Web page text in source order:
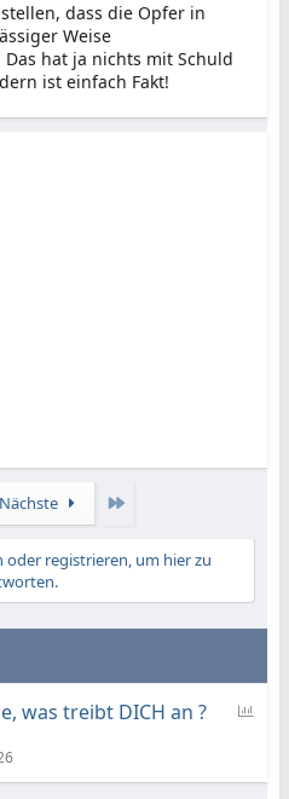
dass die Opfer in
Weise
hat ja nichts mit Schuld
ist einfach Fakt!
Nächste
oder registrieren, um hier zu
r
was treibt DICH an ?